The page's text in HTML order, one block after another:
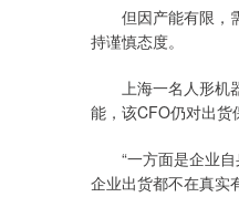
但因产能有限，需
持谨慎态度。
上海一名人形机器
能，该CFO仍对出货
“一方面是企业自
企业出货都不在真实